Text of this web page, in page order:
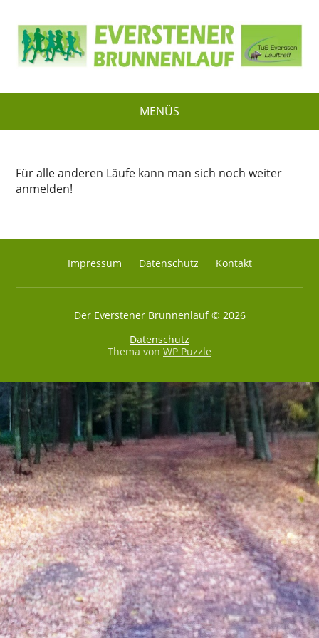
MENÜS
Für alle anderen Läufe kann man sich noch weiter
anmelden!
Impressum Datenschutz Kontakt
Der Everstener Brunnenlauf© 2026
Datenschutz
Thema von WP Puzzle